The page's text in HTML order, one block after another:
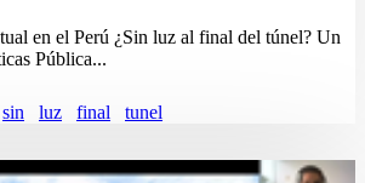
en el Perú ¿Sin luz al final del túnel? Un
Pública...
sin luz final tunel